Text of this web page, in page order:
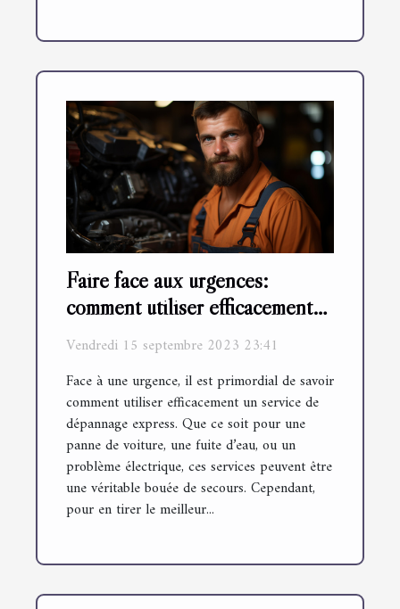
Faire face aux urgences:
comment utiliser efficacement
un service de dépannage
Vendredi 15 septembre 2023 23:41
Face à une urgence, il est primordial de savoir
comment utiliser efficacement un service de
dépannage express. Que ce soit pour une
panne de voiture, une fuite d’eau, ou un
problème électrique, ces services peuvent être
une véritable bouée de secours. Cependant,
pour en tirer le meilleur...